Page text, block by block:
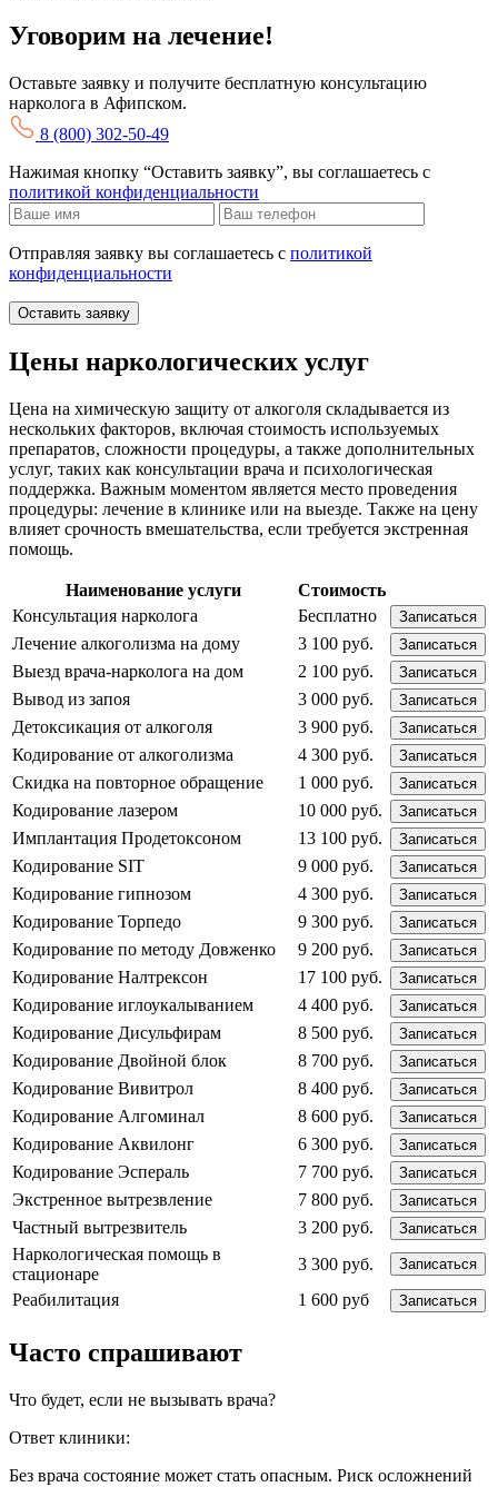
Уговорим на лечение!
Оставьте заявку и получите бесплатную консультацию
нарколога в Афипском.
8 (800) 302-50-49
Нажимая кнопку “Оставить заявку”, вы соглашаетесь с
политикой конфиденциальности
Отправляя заявку вы соглашаетесь с политикой
конфиденциальности
Оставить заявку
Цены наркологических услуг
Цена на химическую защиту от алкоголя складывается из
нескольких факторов, включая стоимость используемых
препаратов, сложности процедуры, а также дополнительных
услуг, таких как консультации врача и психологическая
поддержка. Важным моментом является место проведения
процедуры: лечение в клинике или на выезде. Также на цену
влияет срочность вмешательства, если требуется экстренная
помощь.
Наименование услуги
Стоимость
Консультация нарколога
Бесплатно Записаться
Лечение алкоголизма на дому 3 100 руб. Записаться
Выезд врача-нарколога на дом 2 100 руб. Записаться
Вывод из запоя 3 000 руб. Записаться
Детоксикация от алкоголя 3 900 руб. Записаться
Кодирование от алкоголизма 4 300 руб. Записаться
Скидка на повторное обращение 1 000 руб. Записаться
Кодирование лазером 10 000 руб. Записаться
Имплантация Продетоксоном 13 100 руб. Записаться
Кодирование SIT 9 000 руб. Записаться
Кодирование гипнозом 4 300 руб. Записаться
Кодирование Торпедо 9 300 руб. Записаться
Кодирование по методу Довженко 9 200 руб. Записаться
Кодирование Налтрексон 17 100 руб. Записаться
Кодирование иглоукалыванием 4 400 руб. Записаться
Кодирование Дисульфирам 8 500 руб. Записаться
Кодирование Двойной блок 8 700 руб. Записаться
Кодирование Вивитрол 8 400 руб. Записаться
Кодирование Алгоминал 8 600 руб. Записаться
Кодирование Аквилонг 6 300 руб. Записаться
Кодирование Эспераль 7 700 руб. Записаться
Экстренное вытрезвление 7 800 руб. Записаться
Частный вытрезвитель 3 200 руб. Записаться
Наркологическая помощь в
стационаре
3 300 руб. Записаться
Реабилитация 1 600 руб Записаться
Часто спрашивают
Что будет, если не вызывать врача?
Ответ клиники:
Без врача состояние может стать опасным. Риск осложнений